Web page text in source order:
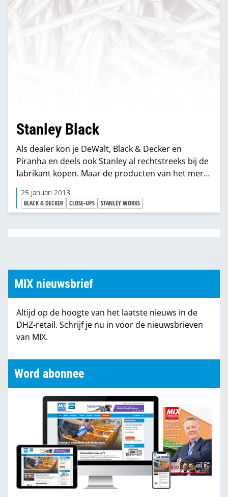
Stanley Black
Als dealer kon je DeWalt, Black & Decker en
Piranha en deels ook Stanley al rechtstreeks bij de
fabrikant kopen. Maar de producten van het merk
Stanley kun je vanaf nu ook rechtstreeks bij
Stanley Black & Decker in Mechelen bestellen. “Eén
bestelling, één levering, één factuur en één
marketing en customer service met zijn dealers
25 januari 2013
BLACK & DECKER CLOSE-UPS STANLEY WORKS
MIX nieuwsbrief
Altijd op de hoogte van het laatste nieuws in de
DHZ-retail. Schrijf je nu in voor de nieuwsbrieven
van MIX.
Word abonnee